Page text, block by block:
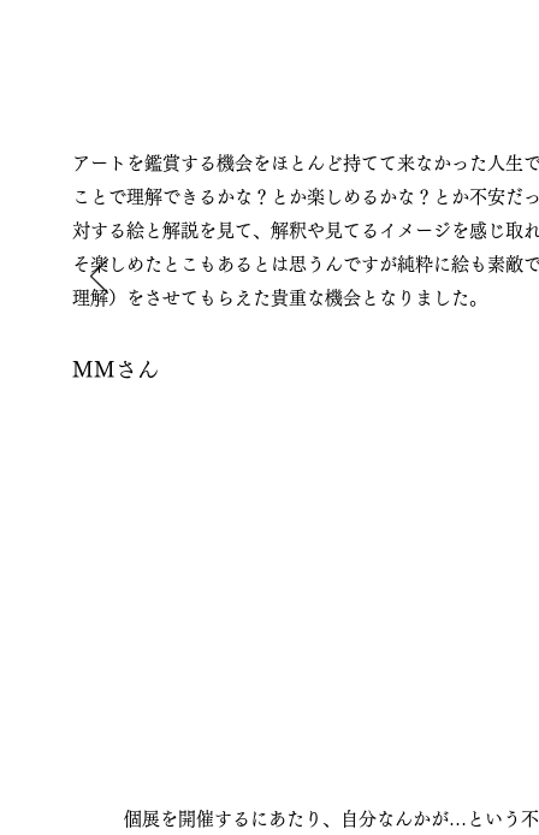
アートを鑑賞する機会をほとんど持てて来なかった人生
ことで理解できるかな？とか楽しめるかな？とか不安
対する絵と解説を見て、解釈や見てるイメージを感じ取
そ楽しめたとこもあるとは思うんですが純粋に絵も素敵
理解）をさせてもらえた貴重な機会となりました。
MMさん
個展を開催するにあたり、自分なんかが…という